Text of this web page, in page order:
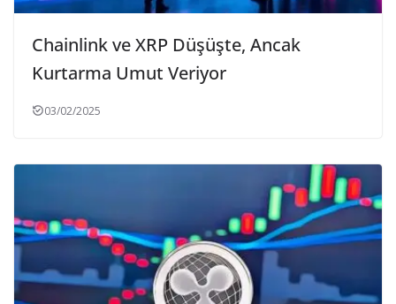
Chainlink ve XRP Düşüşte, Ancak
Kurtarma Umut Veriyor
03/02/2025